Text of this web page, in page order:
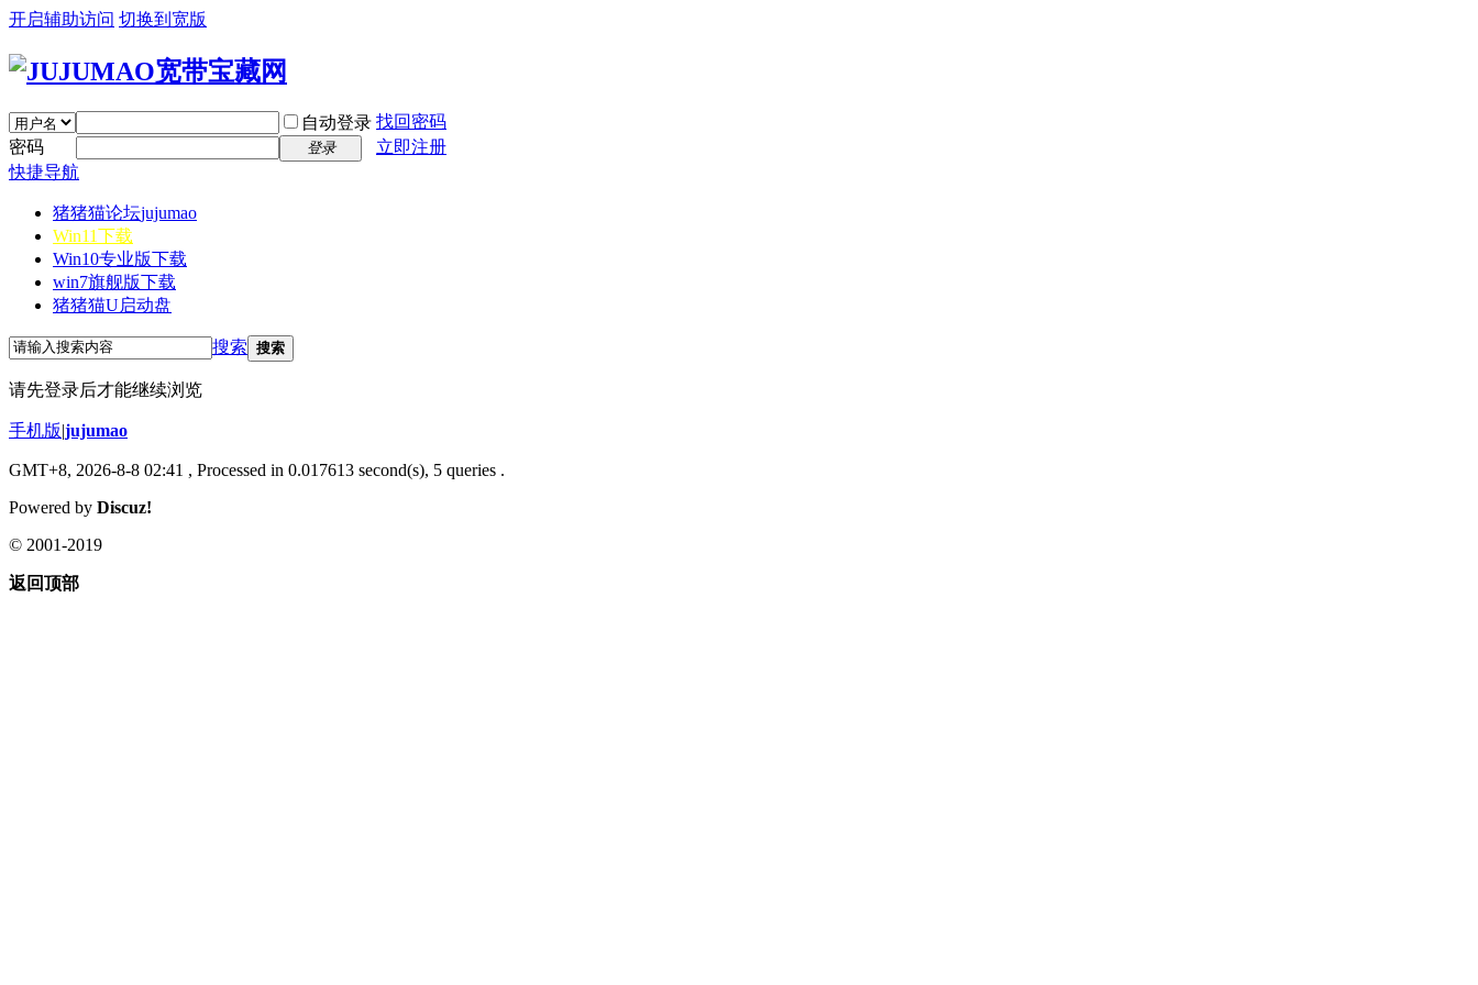
开启辅助访问 切换到宽版
自动登录 找回密码
密码
登录
立即注册
快捷导航
猪猪猫论坛jujumao
Win11下载
Win10专业版下载
win7旗舰版下载
猪猪猫U启动盘
搜索 搜索
请先登录后才能继续浏览
手机版|jujumao
GMT+8, 2026-8-8 02:41 , Processed in 0.017613 second(s), 5 queries .
Powered by Discuz!
© 2001-2019
返回顶部